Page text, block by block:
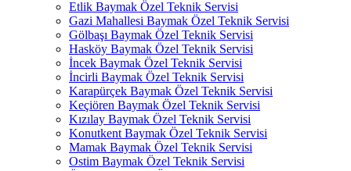
Etlik Baymak Özel Teknik Servisi
Gazi Mahallesi Baymak Özel Teknik Servisi
Gölbaşı Baymak Özel Teknik Servisi
Hasköy Baymak Özel Teknik Servisi
İncek Baymak Özel Teknik Servisi
İncirli Baymak Özel Teknik Servisi
Karapürçek Baymak Özel Teknik Servisi
Keçiören Baymak Özel Teknik Servisi
Kızılay Baymak Özel Teknik Servisi
Konutkent Baymak Özel Teknik Servisi
Mamak Baymak Özel Teknik Servisi
Ostim Baymak Özel Teknik Servisi